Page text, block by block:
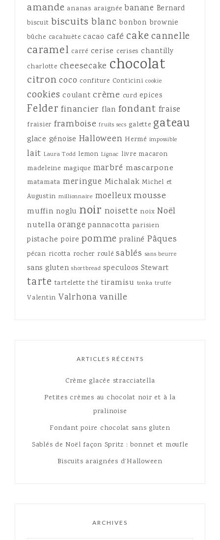
amande ananas araignée banane Bernard
biscuit biscuits blanc bonbon brownie
bûche cacahuète cacao café cake cannelle
caramel carré cerise cerises chantilly
charlotte cheesecake chocolat
citron coco confiture Conticini cookie
cookies coulant crème curd epices
Felder financier flan fondant fraise
fraisier framboise fruits secs galette gateau
glace génoise Halloween Hermé impossible
lait Laura Todd lemon Lignac livre macaron
madeleine magique marbré mascarpone
matamata meringue Michalak Michel et
Augustin millionnaire moelleux mousse
muffin noglu noir noisette noix Noël
nutella orange pannacotta parisien
pistache poire pomme praliné Pâques
pécan ricotta rocher roulé sablés sans beurre
sans gluten shortbread speculoos Stewart
tarte tartelette thé tiramisu tonka truffe
Valentin Valrhona vanille
ARTICLES RÉCENTS
Crème glacée stracciatella
Petites crèmes au chocolat noir et à la
pralinoise
Fondant poire chocolat sans gluten
Sablés de Noël façon Spritz : bonnet et moufle
Biscuits araignées d’Halloween
ARCHIVES